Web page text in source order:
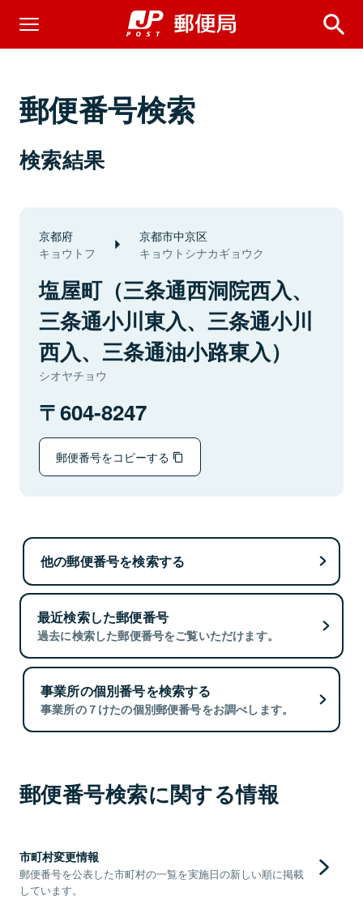
郵便番号検索
検索結果
京都府
キョウトフ
京都市中京区
キョウトシナカギョウク
塩屋町（三条通西洞院西入、
三条通小川東入、三条通小川
西入、三条通油小路東入）
シオヤチョウ
604-8247
郵便番号をコピーする
他の郵便番号を検索する
最近検索した郵便番号
過去に検索した郵便番号をご覧いただけます。
事業所の個別番号を検索する
事業所の７けたの個別郵便番号をお調べします。
郵便番号検索に関する情報
市町村変更情報
郵便番号を公表した市町村の一覧を実施日の新しい順に掲載
しています。